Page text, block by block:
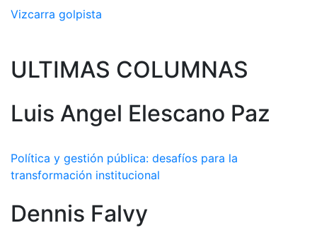
Vizcarra golpista
ULTIMAS COLUMNAS
Luis Angel Elescano Paz
Política y gestión pública: desafíos para la
transformación institucional
Dennis Falvy